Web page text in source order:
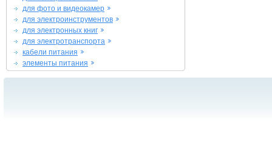
для фото и видеокамер
для электроинструментов
для электронных книг
для электротранспорта
кабели питания
элементы питания